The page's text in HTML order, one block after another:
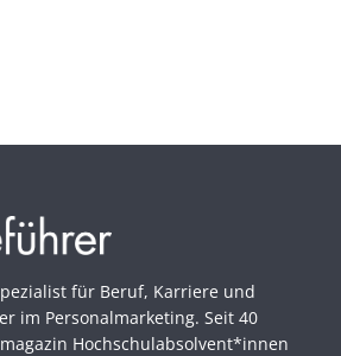
für Beruf, Karriere und
im Personal­marketing. Seit 40
Hochschul­absolvent*innen